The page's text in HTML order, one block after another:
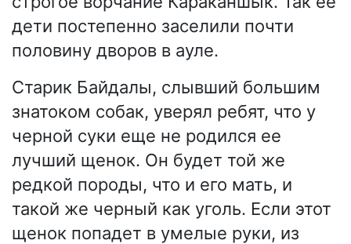
дети постепенно заселили почти
половину дворов в ауле.
Старик Байдалы, слывший большим
знатоком собак, уверял ребят, что у
черной суки еще не родился ее
лучший щенок. Он будет той же
редкой породы, что и его мать, и
такой же черный как уголь. Если этот
щенок попадет в умелые руки, из